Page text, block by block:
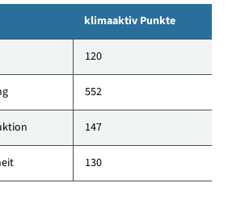
klimaaktiv Punkte
120
552
147
130